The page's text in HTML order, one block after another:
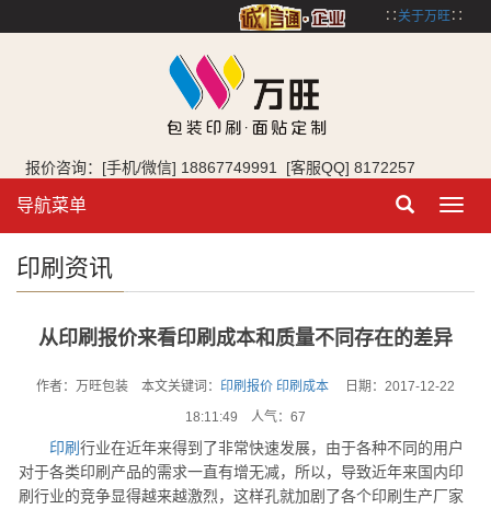
∷ 关于万旺∷
报价咨询：[手机/微信] 18867749991 [客服QQ] 8172257
导航菜单
印刷资讯
从印刷报价来看印刷成本和质量不同存在的差异
作者：万旺包装 本文关键词： 印刷报价 印刷成本
日期：2017-12-22
18:11:49 人气： 67
印刷 行业在近年来得到了非常快速发展，由于各种不同的用户
对于各类印刷产品的需求一直有增无减，所以，导致近年来国内印
刷行业的竞争显得越来越激烈，这样孔就加剧了各个印刷生产厂家